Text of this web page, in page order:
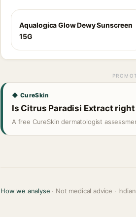
Aqualogica Glow Dewy Sunscreen
15G
◆ CureSkin
Is Citrus Paradisi Extract
A free CureSkin dermatologist
How we analyse · Not medical advice ·